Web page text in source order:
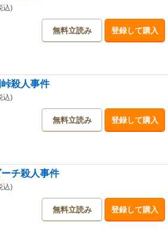
込)
無料立読み 登録して購入
殺人事件
込)
無料立読み 登録して購入
チ殺人事件
込)
無料立読み 登録して購入